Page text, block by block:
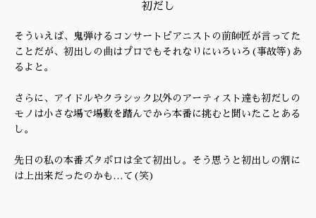
初だし
そういえば、鬼弾けるコンサートピアニストの前師匠が言ってた
ことだが、初出しの曲はプロでもそれなりにいろいろ(事故等)あ
るよと。
さらに、アイドルやクラシック以外のアーティスト達も初だしの
モノは小さな場で場数を踏んでから本番に挑むと聞いたことある
し。
先日の私の本番ズタボロは全て初出し。そう思うと初出しの割に
は上出来だったのかも…て(笑)